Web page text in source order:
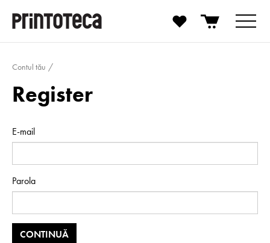
Contul tău
Register
E-mail
Parola